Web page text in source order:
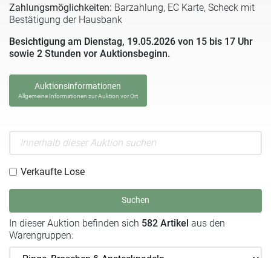
Zahlungsmöglichkeiten: Barzahlung, EC Karte, Scheck mit
Bestätigung der Hausbank
Besichtigung am Dienstag, 19.05.2026 von 15 bis 17 Uhr
sowie 2 Stunden vor Auktionsbeginn.
Auktionsinformationen
Allgemeine Informationen zur Auktion vor Ort
Verkaufte Lose
Suchen
In dieser Auktion befinden sich 582 Artikel aus den
Warengruppen: